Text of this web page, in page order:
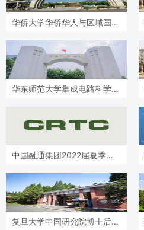
华侨大学华侨华人与区域国别
招聘启事
华东师范大学集成电路科学与
中国融通集团2022届夏季校
复旦大学中国研究院博士后招